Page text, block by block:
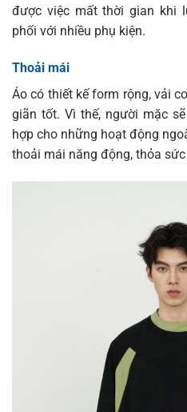
được việc mất thời gian khi
phối với nhiều phụ kiện.
Thoải mái
Áo có thiết kế form rộng, vải
giãn tốt. Vì thế, người mặc
hợp cho những hoạt động
thoải mái năng động, thỏa